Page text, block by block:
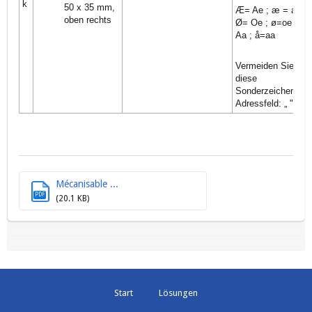
k
50 x 35 mm,
oben rechts
Æ= Ae ; æ = ae ;
Ø= Oe ; ø=oe ; Å=
Aa ; å=aa
Vermeiden Sie
diese
Sonderzeichen im
Adressfeld: „ " / \ |
PDF
Mécanisable ...
(20.1 KB)
Start Lösungen